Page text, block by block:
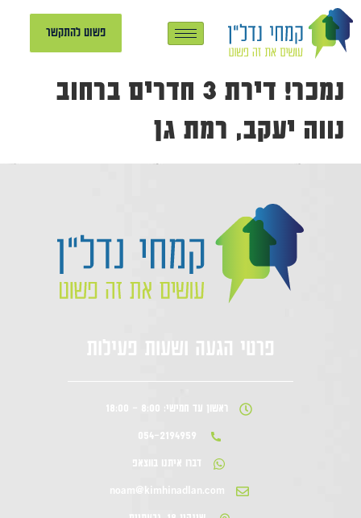
פשוט להתקשר
נמכר! דירת 3 חדרים ברחוב
נווה יעקב, רמת גן
פרטי הגעה ושעות פעילות
ראשון עד חמישי: 8:00 - 18:00
054-2194959
דברו איתנו בווצאפ
noam@kimhinadlan.com